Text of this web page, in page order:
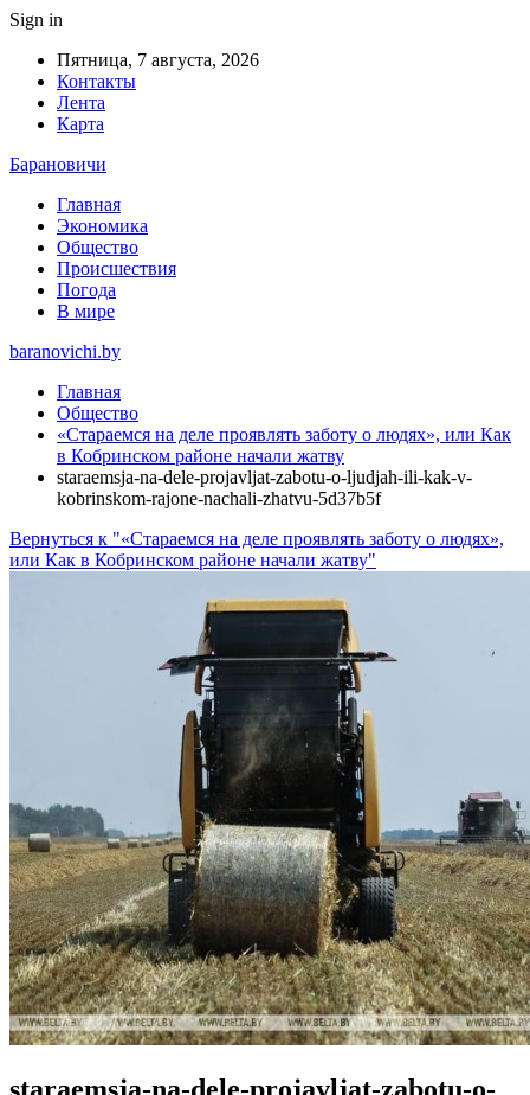
Sign in
Пятница, 7 августа, 2026
Контакты
Лента
Карта
Барановичи
Главная
Экономика
Общество
Происшествия
Погода
В мире
baranovichi.by
Главная
Общество
«Стараемся на деле проявлять заботу о людях», или Как
в Кобринском районе начали жатву
staraemsja-na-dele-projavljat-zabotu-o-ljudjah-ili-kak-v-
kobrinskom-rajone-nachali-zhatvu-5d37b5f
Вернуться к "«Стараемся на деле проявлять заботу о людях»,
или Как в Кобринском районе начали жатву"